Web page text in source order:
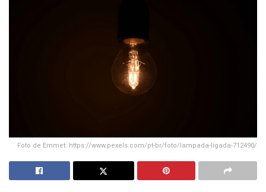
Foto de Emmet: https://www.pexels.com/pt-br/foto/lampada-ligada-712490/